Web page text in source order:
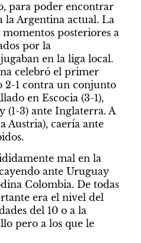
para poder encontrar
la Argentina actual. La
posteriores a
por la
en la liga local.
celebró el primer
2-1 contra un conjunto
en Escocia (3-1),
(1-3) ante Inglaterra. A
Austria), caería ante
mal en la
ante Uruguay
Colombia. De todas
era el nivel del
del 10 o a la
pero a los que le